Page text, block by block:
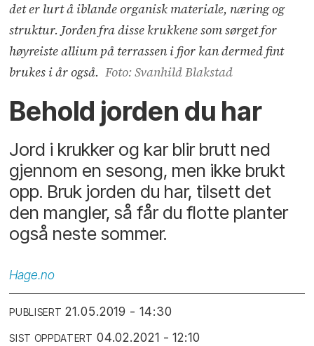
det er lurt å iblande organisk materiale, næring og
struktur. Jorden fra disse krukkene som sørget for
høyreiste allium på terrassen i fjor kan dermed fint
brukes i år også. Foto: Svanhild Blakstad
Behold jorden du har
Jord i krukker og kar blir brutt ned
gjennom en sesong, men ikke brukt
opp. Bruk jorden du har, tilsett det
den mangler, så får du flotte planter
også neste sommer.
Hage.no
PUBLISERT 21.05.2019 - 14:30
SIST OPPDATERT 04.02.2021 - 12:10